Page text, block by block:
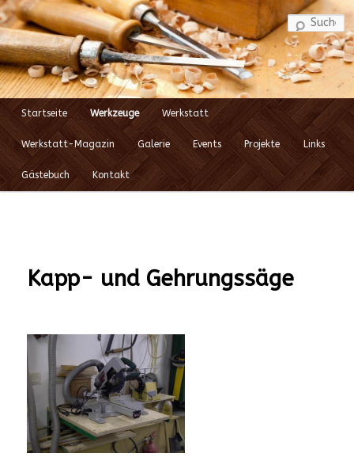
Hauptmenü
Zum
Inhalt
wechseln
Startseite Werkzeuge Werkstatt
Werkstatt-Magazin Galerie Events Projekte Links
Gästebuch Kontakt
Kapp- und Gehrungssäge